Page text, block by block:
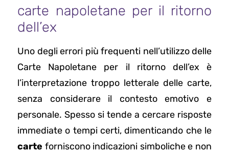
carte napoletane per il ritorno
dell’ex
Uno degli errori più frequenti nell’utilizzo delle
Carte Napoletane per il ritorno dell’ex è
l’interpretazione troppo letterale delle carte,
senza considerare il contesto emotivo e
personale. Spesso si tende a cercare risposte
immediate o tempi certi, dimenticando che le
carte forniscono indicazioni simboliche e non